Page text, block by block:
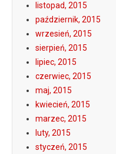
listopad, 2015
październik, 2015
wrzesień, 2015
sierpień, 2015
lipiec, 2015
czerwiec, 2015
maj, 2015
kwiecień, 2015
marzec, 2015
luty, 2015
styczeń, 2015